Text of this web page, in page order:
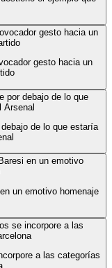
gesto hacia un
de lo que estaría
un emotivo homenaje
a las categorías